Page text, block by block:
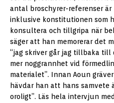
antal broschyrer-referenser är
inklusive konstitutionen som
konsultera och tillgripa när
säger att han memorerar det
“jag skriver går jag tillbaka
mer noggrannhet vid
materialet”. Innan Aoun
hävdar han att hans samvete
oroligt”. Läs hela intervjun